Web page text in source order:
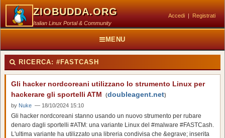
ZIOBUDDA.ORG
Italian Linux Portal & Community
Accedi | Registrati
MENU
RICERCA: #FASTCASH
Gli hacker nordcoreani utilizzano lo strumento Linux per
hackerare gli sportelli ATM
(doubleagent.net)
by Nuke — 18/10/2024 15:10
Gli hacker nordcoreani stanno usando un nuovo strumento per rubare
denaro dagli sportelli #ATM: una variante Linux del #malware #FASTCash.
L'ultima variante ha utilizzato una libreria condivisa che &egrave; inserita